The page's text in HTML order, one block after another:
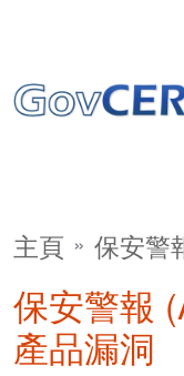
主頁 保安警
保安警報
產品漏洞